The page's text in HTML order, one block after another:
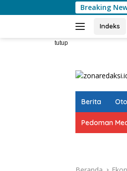
ke
Breaking
Sosialisasi PKB, Pelindo
Indeks
tutup
Berita
Pedoman